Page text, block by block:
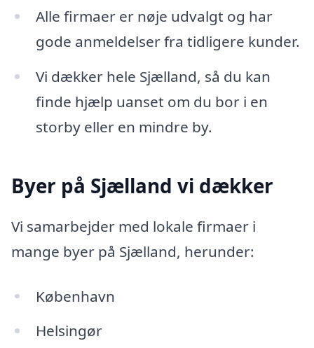
Alle firmaer er nøje udvalgt og har
gode anmeldelser fra tidligere kunder.
Vi dækker hele Sjælland, så du kan
finde hjælp uanset om du bor i en
storby eller en mindre by.
Byer på Sjælland vi dækker
Vi samarbejder med lokale firmaer i
mange byer på Sjælland, herunder:
København
Helsingør